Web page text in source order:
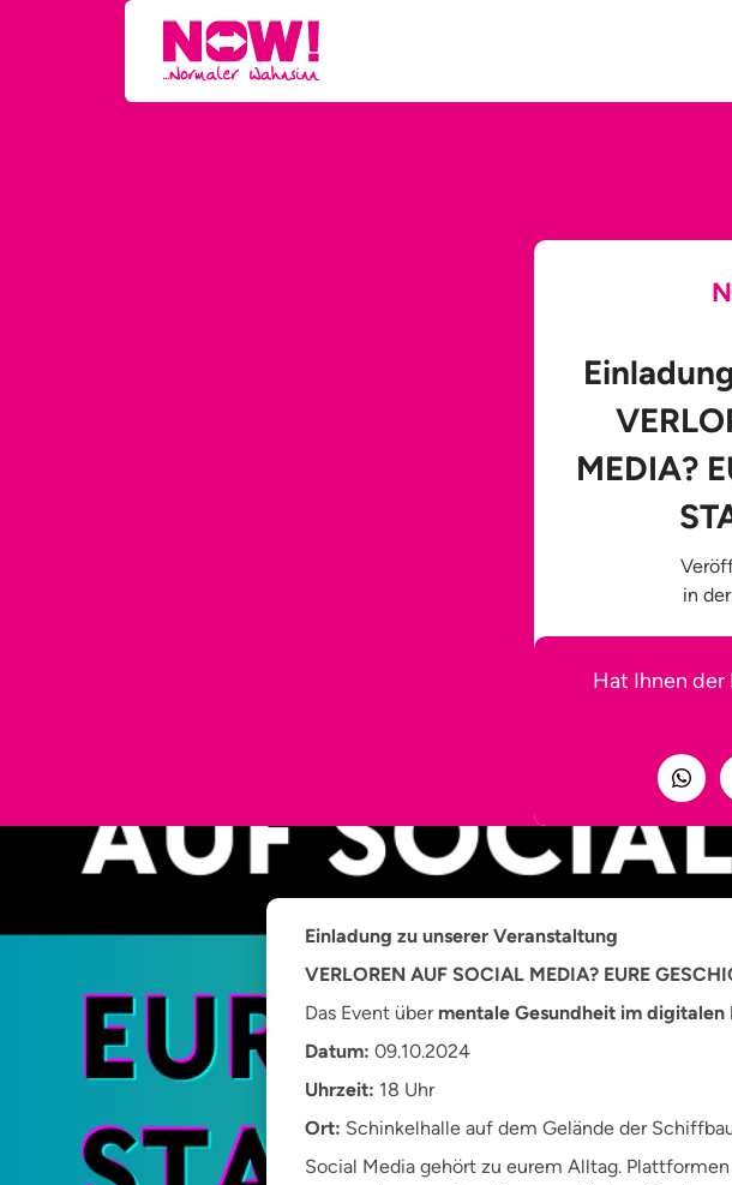
MEDIA?
in
Hat Ihnen der
Einladung zu unserer Veranstaltung
VERLOREN AUF SOCIAL MEDIA? EURE
Das Event über mentale Gesundheit im digitalen
Datum: 09.10.2024
Uhrzeit: 18 Uhr
Ort: Schinkelhalle auf dem Gelände der
Social Media gehört zu eurem Alltag.